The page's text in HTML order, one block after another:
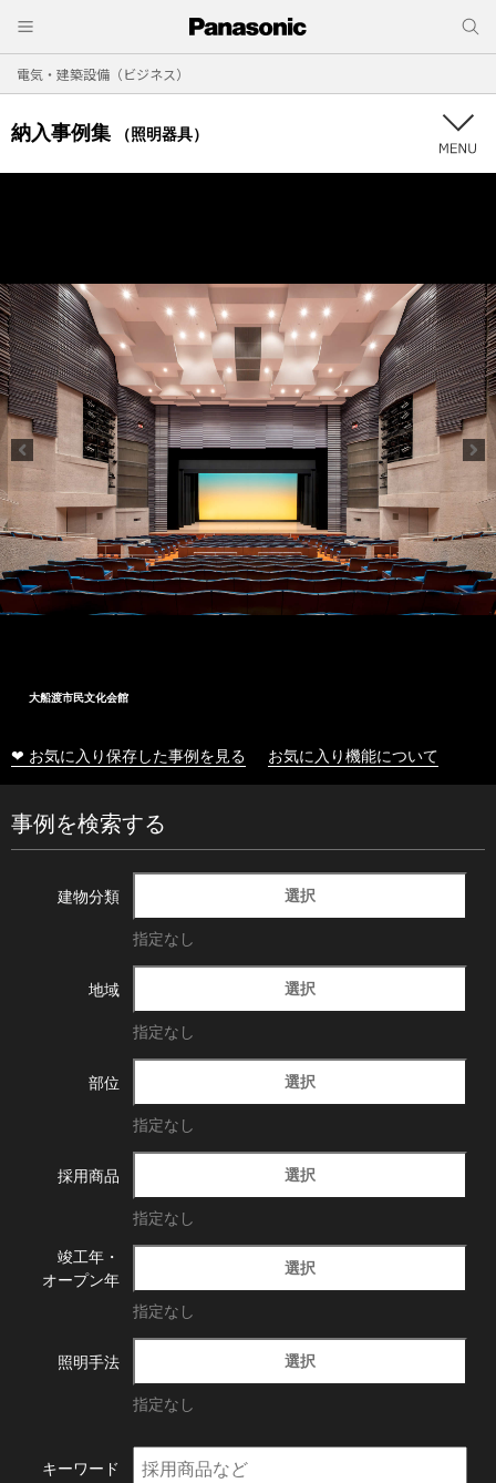
電気・建築設備（ビジネス）
納入事例集 （照明器具）
大船渡市民文化会館
❤ お気に入り保存した事例を見る お気に入り機能について
事例を検索する
建物分類 選択
指定なし
地域 選択
指定なし
部位 選択
指定なし
採用商品 選択
指定なし
竣工年・
オープン年
選択
指定なし
照明手法 選択
指定なし
キーワード